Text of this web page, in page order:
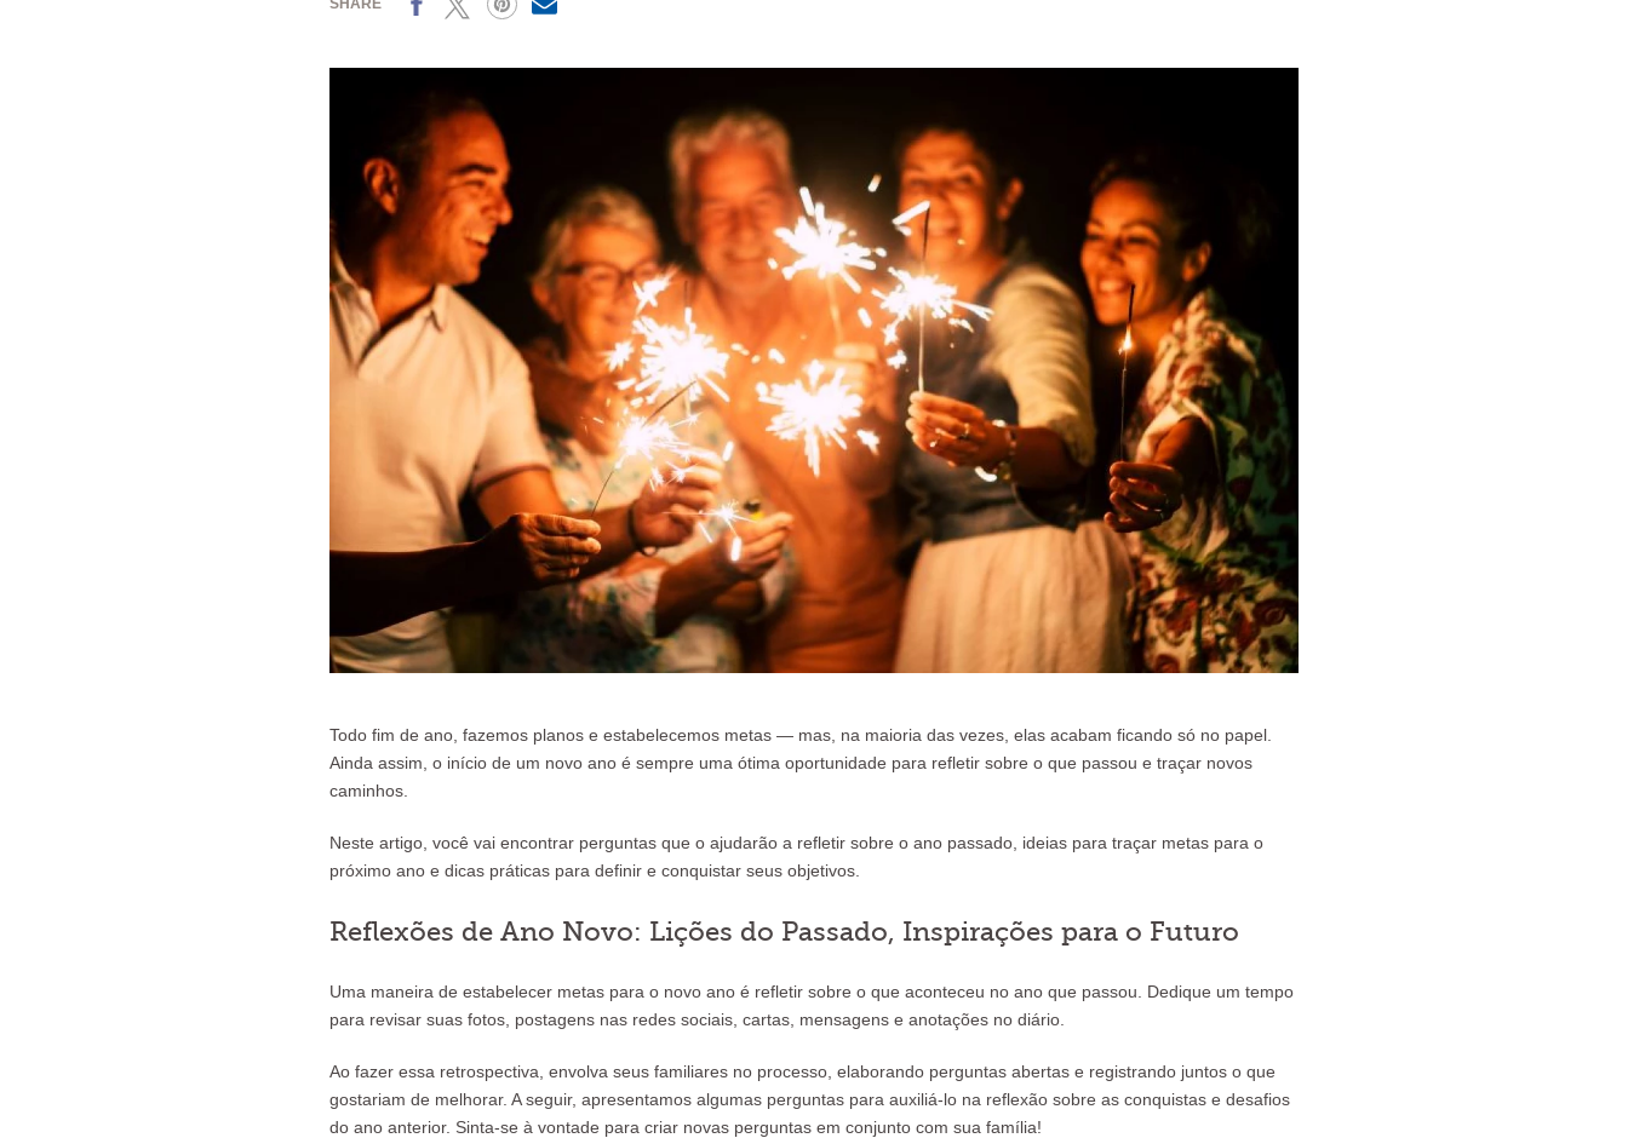
SHARE
Todo fim de ano, fazemos planos e estabelecemos metas — mas, na maioria das vezes, elas acabam ficando só no papel.
Ainda assim, o início de um novo ano é sempre uma ótima oportunidade para refletir sobre o que passou e traçar novos
caminhos.
Neste artigo, você vai encontrar perguntas que o ajudarão a refletir sobre o ano passado, ideias para traçar metas para o
próximo ano e dicas práticas para definir e conquistar seus objetivos.
Reflexões de Ano Novo: Lições do Passado, Inspirações para o Futuro
Uma maneira de estabelecer metas para o novo ano é refletir sobre o que aconteceu no ano que passou. Dedique um tempo
para revisar suas fotos, postagens nas redes sociais, cartas, mensagens e anotações no diário.
Ao fazer essa retrospectiva, envolva seus familiares no processo, elaborando perguntas abertas e registrando juntos o que
gostariam de melhorar. A seguir, apresentamos algumas perguntas para auxiliá-lo na reflexão sobre as conquistas e desafios
do ano anterior. Sinta-se à vontade para criar novas perguntas em conjunto com sua família!